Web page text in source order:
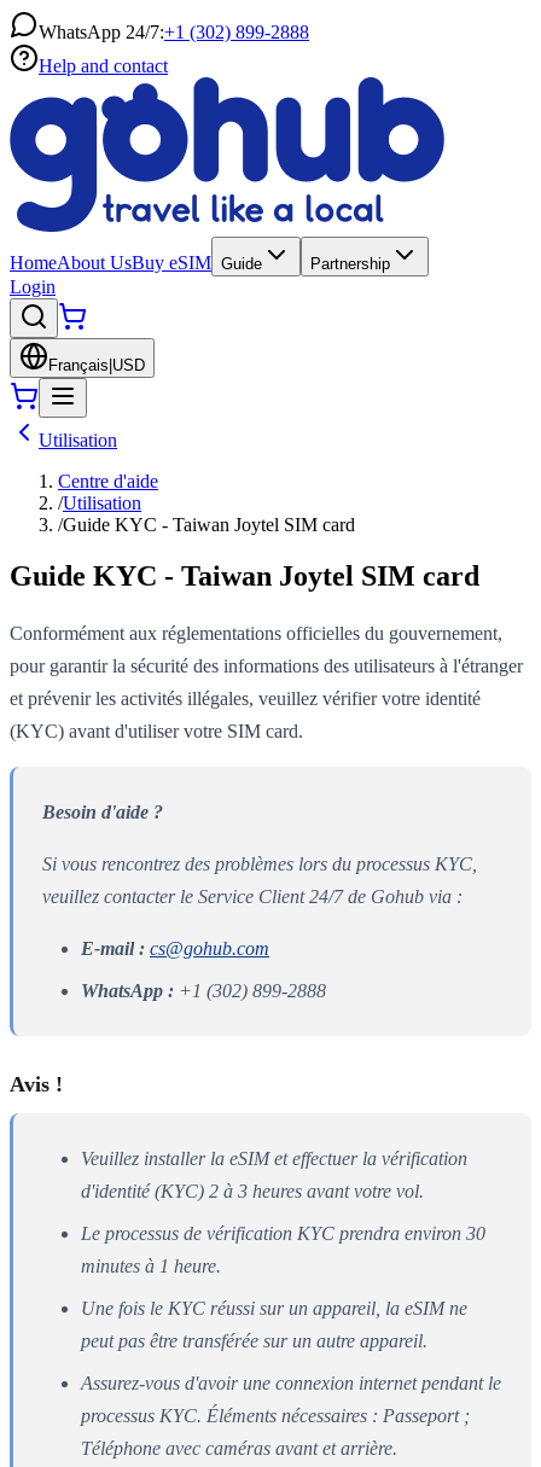
WhatsApp 24/7:+1 (302) 899-2888
Help and contact
HomeAbout UsBuy eSIM Guide Partnership
Login
Français USD
Utilisation
Centre d'aide
/Utilisation
/Guide KYC - Taiwan Joytel SIM card
Guide KYC - Taiwan Joytel SIM card
Conformément aux réglementations officielles du gouvernement,
pour garantir la sécurité des informations des utilisateurs à l'étranger
et prévenir les activités illégales, veuillez vérifier votre identité
(KYC) avant d'utiliser votre SIM card.
Besoin d'aide ?
Si vous rencontrez des problèmes lors du processus KYC,
veuillez contacter le Service Client 24/7 de Gohub via :
E-mail : cs@gohub.com
WhatsApp : +1 (302) 899-2888
Avis !
Veuillez installer la eSIM et effectuer la vérification
d'identité (KYC) 2 à 3 heures avant votre vol.
Le processus de vérification KYC prendra environ 30
minutes à 1 heure.
Une fois le KYC réussi sur un appareil, la eSIM ne
peut pas être transférée sur un autre appareil.
Assurez-vous d'avoir une connexion internet pendant le
processus KYC. Éléments nécessaires : Passeport ;
Téléphone avec caméras avant et arrière.